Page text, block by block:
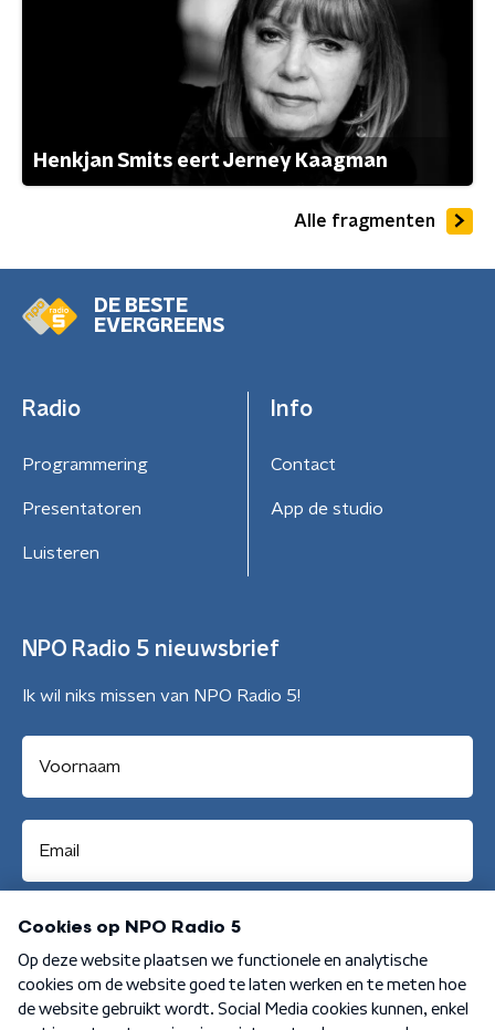
Henkjan Smits eert Jerney Kaagman
Alle fragmenten
DE BESTE
EVERGREENS
Radio
Programmering
Presentatoren
Luisteren
Info
Contact
App de studio
NPO Radio 5 nieuwsbrief
Ik wil niks missen van NPO Radio 5!
Aanmelden
Algemene voorwaarden Privacybeleid